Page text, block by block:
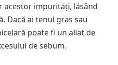
impurități, lăsând
Dacă ai tenul gras sau
poate fi un aliat de
de sebum.